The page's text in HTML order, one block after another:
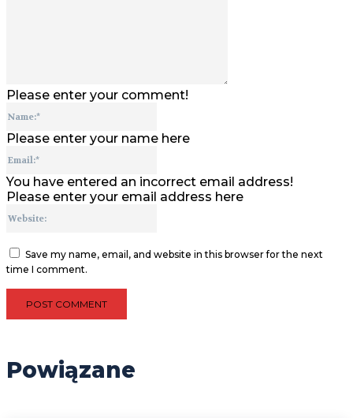
Please enter your comment!
Please enter your name here
You have entered an incorrect email address!
Please enter your email address here
Save my name, email, and website in this browser for the next
time I comment.
Powiązane